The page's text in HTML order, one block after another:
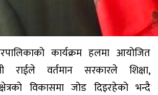
कार्यक्रम हलमा आयोजित
राईले वर्तमान सरकारले शिक्षा,
विकासमा जोड दिइरहेको भन्दै